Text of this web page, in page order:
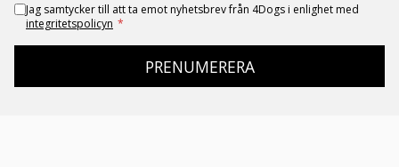
Jag samtycker till att ta emot nyhetsbrev från 4Dogs i enlighet med
integritetspolicyn *
PRENUMERERA